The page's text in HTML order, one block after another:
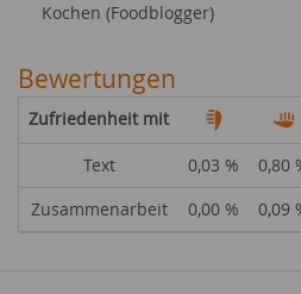
Kochen (Foodblogger)
Bewertungen
Zufriedenheit mit
Text 0,03 % 0,80
Zusammenarbeit
0,00 % 0,09